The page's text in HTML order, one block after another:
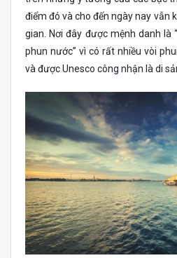
điểm đó và cho đến ngày nay vẫn
gian. Nơi đây được mệnh danh là
phun nước” vì có rất nhiều vòi
và được Unesco công nhận là di